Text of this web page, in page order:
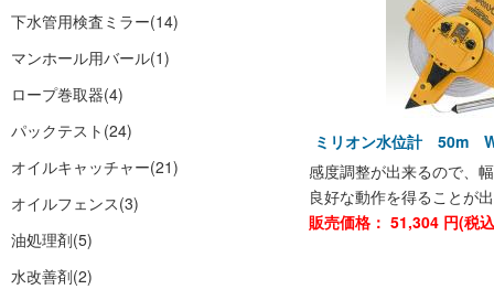
下水管用検査ミラー(14)
マンホール用バール(1)
ロープ巻取器(4)
パックテスト (24)
オイルキャッチャー(21)
オイルフェンス(3)
油処理剤(5)
水改善剤(2)
ミリオン水位計 50m
感度調整が出来るので、
良好な動作を得ることが
販売価格： 51,304 円(税